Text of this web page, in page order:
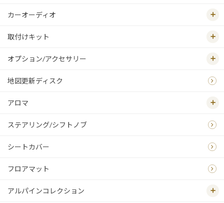
カーオーディオ
取付けキット
オプション/アクセサリー
地図更新ディスク
アロマ
ステアリング/シフトノブ
シートカバー
フロアマット
アルパインコレクション